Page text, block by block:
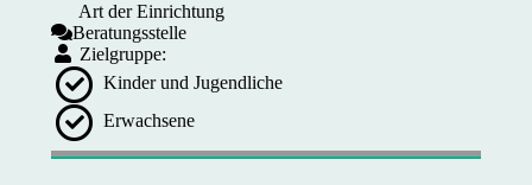
Art der Einrichtung
Beratungsstelle
Zielgruppe:
Kinder und Jugendliche
Erwachsene